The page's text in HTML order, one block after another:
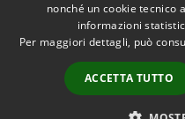
Accessibilità
nonché un cookie tecnico
informazioni
Per maggiori dettagli, può
ACCETTA TUTTO